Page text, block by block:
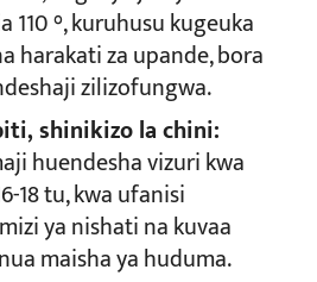
°, kuruhusu kugeuka
harakati za upande, bora
zilizofungwa.
shinikizo la chini:
huendesha vizuri kwa
18 tu, kwa ufanisi
ya nishati na kuvaa
maisha ya huduma.